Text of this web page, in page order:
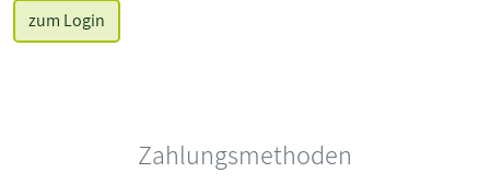
zum Login
Zahlungsmethoden